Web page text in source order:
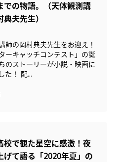
での物語。（天体観測講
夫先生）
師の岡村典夫先生をお迎え！
ーキャッチコンテスト」の誕
のストーリーが小説・映画に
た！ 配...
校で観た星空に感激！夜
げて語る「2020年夏」の